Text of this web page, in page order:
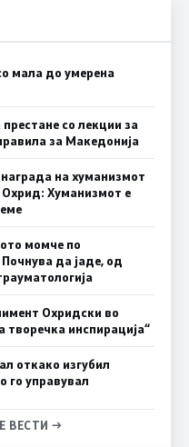
мала до умерена
со лекции за
за Македонија
на хуманизмот
Хуманизмот е
момче по
да јаде, од
Охридски во
инспирација“
откако изгубил
го управувал
ВЕСТИ →